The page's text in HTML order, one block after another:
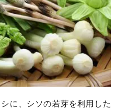
に、シソの若芽を利用した